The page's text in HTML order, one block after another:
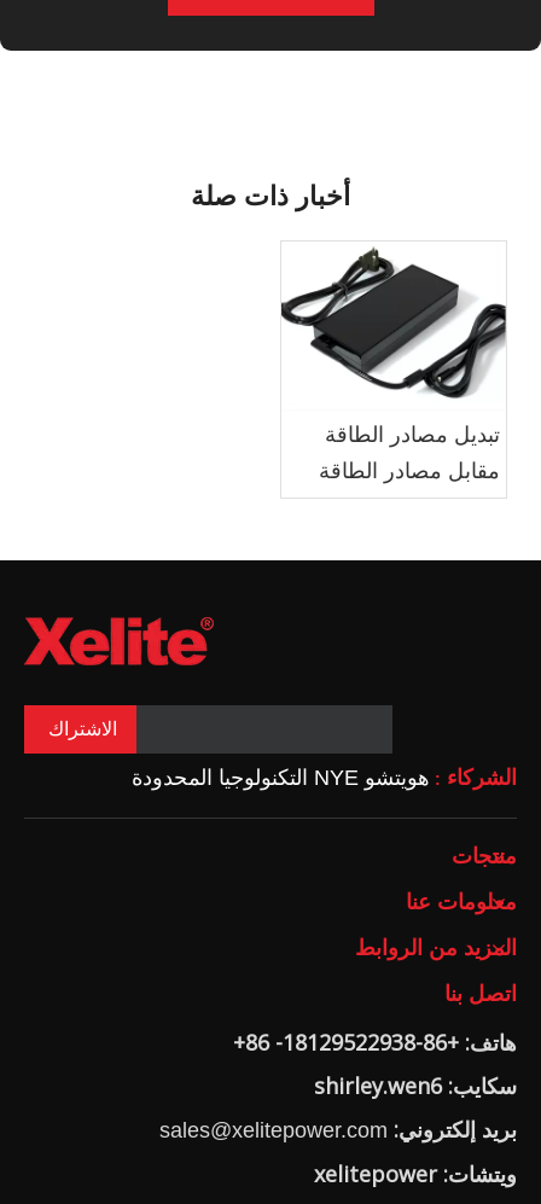
أخبار ذات صلة
تبديل مصادر الطاقة
مقابل مصادر الطاقة
الخطية: المزايا والعيوب
الاشتراك
الشركاء : هويتشو NYE التكنولوجيا المحدودة
منتجات
معلومات عنا
المزيد من الروابط
اتصل بنا
هاتف: +86-18129522938- 86+
سكايب: shirley.wen6
بريد إلكتروني: sales@xelitepower.com
ويتشات: xelitepower